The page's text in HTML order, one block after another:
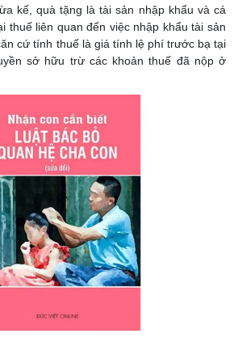
kế, quà tặng là tài sản nhập khẩu và cá
thuế liên quan đến việc nhập khẩu tài sản
cứ tính thuế là giá tính lệ phí trước bạ tại
sở hữu trừ các khoản thuế đã nộp ở